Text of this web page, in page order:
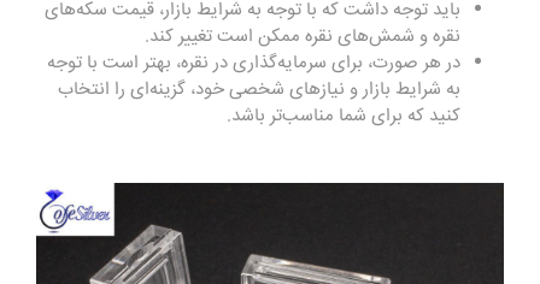
باید توجه داشت که با توجه به شرایط بازار، قیمت سکه‌های
نقره و شمش‌های نقره ممکن است تغییر کند.
در هر صورت، برای سرمایه‌گذاری در نقره، بهتر است با توجه
به شرایط بازار و نیازهای شخصی خود، گزینه‌ای را انتخاب
کنید که برای شما مناسب‌تر باشد.